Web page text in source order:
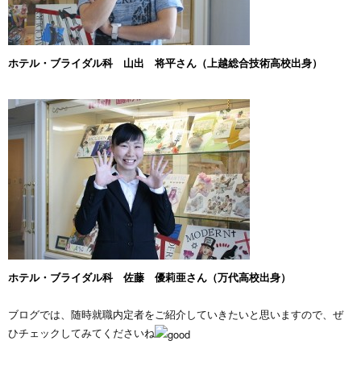
ホテル・ブライダル科 山出 将平さん（上越総合技術高校出身）
ホテル・ブライダル科 佐藤 優莉亜さん（万代高校出身）
ブログでは、随時就職内定者をご紹介していきたいと思いますので、ぜ
ひチェックしてみてくださいね